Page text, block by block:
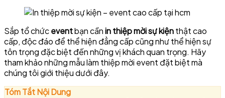
Sắp tổ chứceventbạn cầnin thiệp mời sự kiệnthật cao
cấp, độc đáo để thể hiện đẳng cấp cũng như thể hiện sự
tôn trọng đặc biệt đến những vị khách quan trọng. Hãy
tham khảo những mẫu làm thiệp mời event đặt biệt mà
chúng tôi giới thiệu dưới đây.
Tóm Tắt Nội Dung